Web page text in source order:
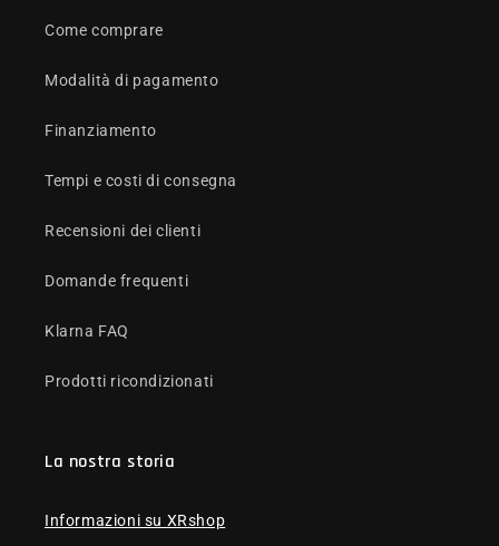
Come comprare
Modalità di pagamento
Finanziamento
Tempi e costi di consegna
Recensioni dei clienti
Domande frequenti
Klarna FAQ
Prodotti ricondizionati
La nostra storia
Informazioni su XRshop